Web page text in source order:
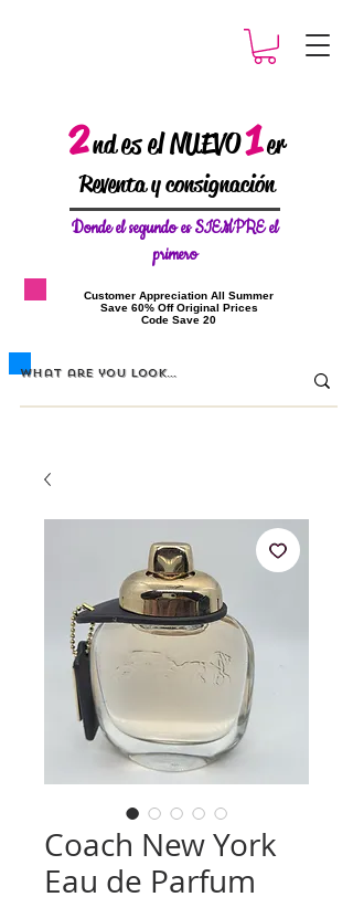
2ndes el NUEVO1er
Reventa y consignación
Donde elsegundo es SIEMPRE el
primero
​Customer Appreciation All Summer
​Save 60% Off Original Prices
​Code Save 20
Coach New York
Eau de Parfum